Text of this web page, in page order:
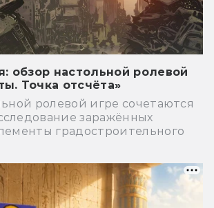
обзор настольной ролевой
Точка отсчёта»
ролевой игре сочетаются
заражённых
градостроительного